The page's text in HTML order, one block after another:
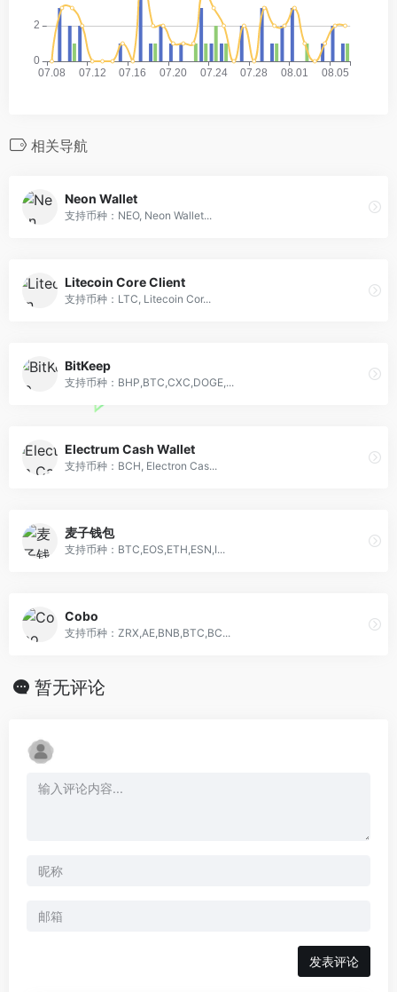
相关导航
Neon Wallet
支持币种：NEO, Neon Wallet...
Litecoin Core Client
支持币种：LTC, Litecoin Cor...
BitKeep
支持币种：BHP,BTC,CXC,DOGE,...
Electrum Cash Wallet
支持币种：BCH, Electron Cas...
麦子钱包
支持币种：BTC,EOS,ETH,ESN,I...
Cobo
支持币种：ZRX,AE,BNB,BTC,BC...
暂无评论
发表评论